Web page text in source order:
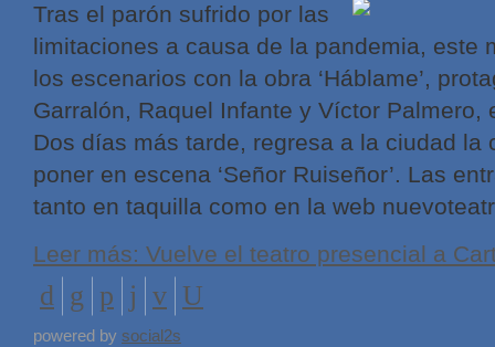
Tras el parón sufrido por las
limitaciones a causa de la pandemia, este
los escenarios con la obra ‘Háblame’,
Garralón, Raquel Infante y Víctor Palmero,
Dos días más tarde, regresa a la ciudad la
poner en escena ‘Señor Ruiseñor’. Las
tanto en taquilla como en la web
Leer más: Vuelve el teatro presencial a
powered by social2s